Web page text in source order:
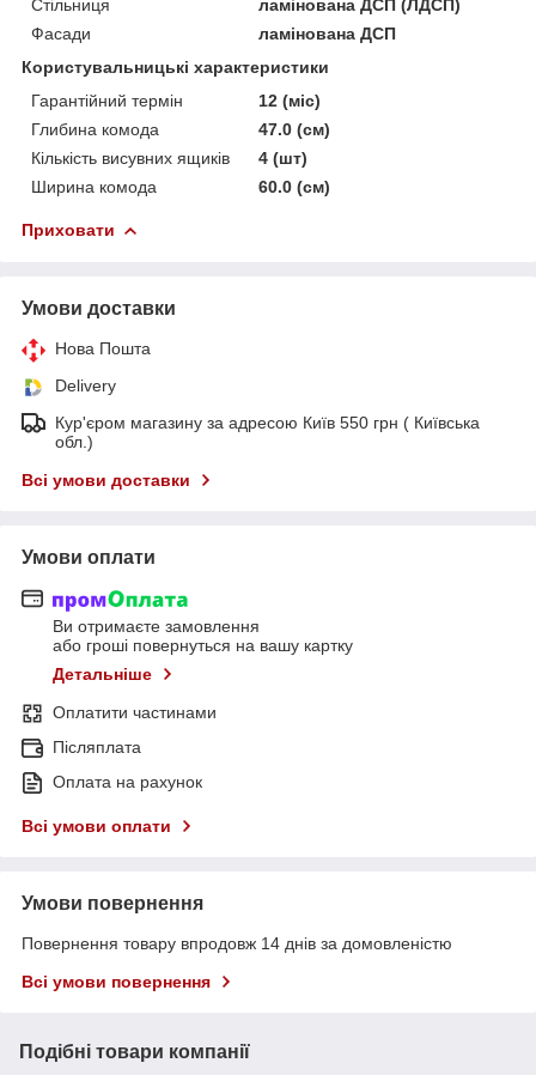
Стільниця
ламінована ДСП (ЛДСП)
Фасади
ламінована ДСП
Користувальницькі характеристики
Гарантійний термін
12 (міс)
Глибина комода
47.0 (см)
Кількість висувних ящиків
4 (шт)
Ширина комода
60.0 (см)
Приховати
Умови доставки
Нова Пошта
Delivery
Кур'єром магазину за адресою Київ 550 грн ( Київська
обл.)
Всі умови доставки
Умови оплати
Ви отримаєте замовлення
або гроші повернуться на вашу картку
Детальніше
Оплатити частинами
Післяплата
Оплата на рахунок
Всі умови оплати
Умови повернення
Повернення товару впродовж 14 днів за домовленістю
Всі умови повернення
Подібні товари компанії